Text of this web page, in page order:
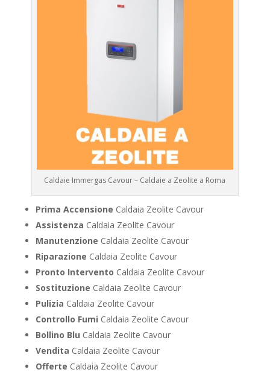
Caldaie Immergas Cavour – Caldaie a Zeolite a Roma
Prima Accensione Caldaia Zeolite Cavour
Assistenza Caldaia Zeolite Cavour
Manutenzione Caldaia Zeolite Cavour
Riparazione Caldaia Zeolite Cavour
Pronto Intervento Caldaia Zeolite Cavour
Sostituzione Caldaia Zeolite Cavour
Pulizia Caldaia Zeolite Cavour
Controllo Fumi Caldaia Zeolite Cavour
Bollino Blu Caldaia Zeolite Cavour
Vendita Caldaia Zeolite Cavour
Offerte Caldaia Zeolite Cavour